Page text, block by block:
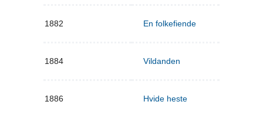
1882 En folkefiende
1884 Vildanden
1886 Hvide heste